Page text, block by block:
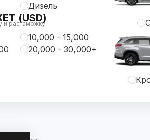
Дизель
(USD)
и растаможку
10,000 - 15,000
20,000 - 30,000+